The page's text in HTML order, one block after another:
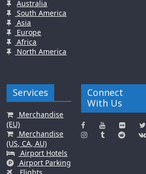
Australia
South America
Asia
Europe
Africa
North America
Services
Merchandise
(EU)
Merchandise
(US, CA, AU)
Airport Hotels
Airport Parking
Connect
With Us